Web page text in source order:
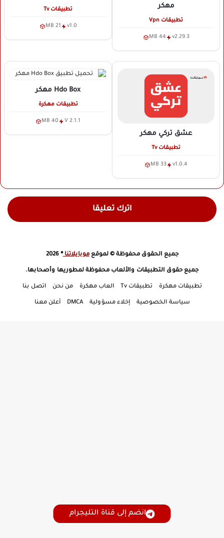
مهكر
تطبيقات Vpn
v2.29.3
44 MB
تطبيقات Tv
v1.0
21 MB
عشق تركي مهكر
تطبيقات Tv
v1.0.4
33 MB
Hdo Box مهكر
تطبيقات مهكرة
V 2.1.1
40 MB
اترك تعليقا
جميع الحقوق محفوظة © لموقعموبايلاتنا® 2026
جميع حقوق التطبيقات والألعاب محفوظة لمطوريها وأصحابها.
تطبيقات مهكرة تطبيقات Tv العاب مهكرة من نحن اتصل بنا
سياسة الخصوصية إخلاء مسؤولية DMCA أعلن معنا
انضم إلى قناة التليجرام